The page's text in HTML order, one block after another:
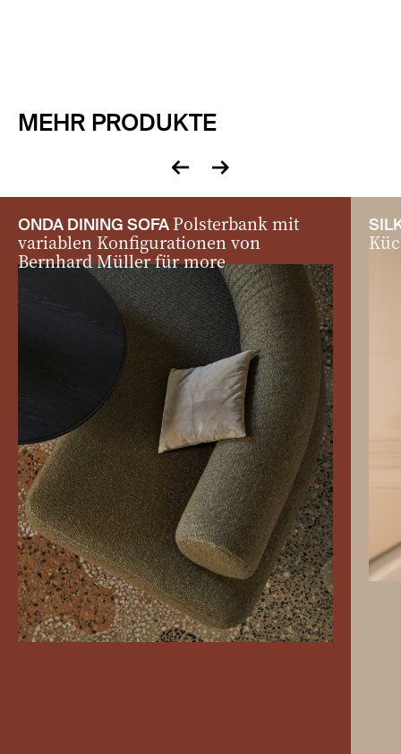
MEHR PRODUKTE
zurück
vor
ONDA DINING SOFA Polsterbank mit
variablen Konfigurationen von
Bernhard Müller für more